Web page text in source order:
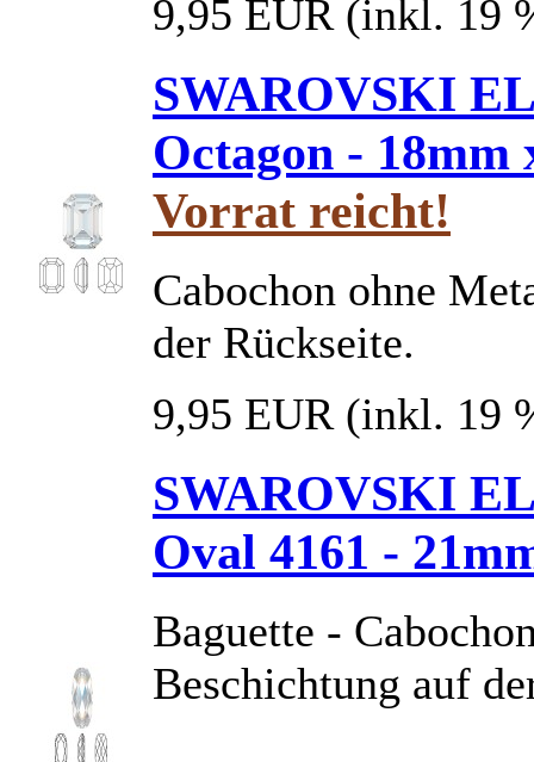
9,95 EUR (inkl. 19
SWAROVSKI
Octagon -
Vorrat reicht!
Cabochon ohne
der Rückseite.
9,95 EUR (inkl. 19
SWAROVSKI
Oval 4161 -
Baguette -
Beschichtung auf